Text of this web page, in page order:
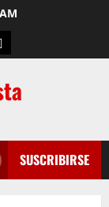
SUSCRIBIRSE